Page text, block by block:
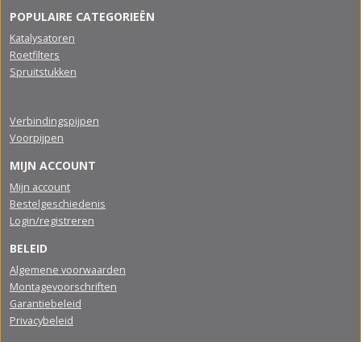
POPULAIRE CATEGORIEËN
Katalysatoren
Roetfilters
Spruitstukken
Verbindingspijpen
Voorpijpen
MIJN ACCOUNT
Mijn account
Bestelgeschiedenis
Login/registreren
BELEID
Algemene voorwaarden
Montagevoorschriften
Garantiebeleid
Privacybeleid